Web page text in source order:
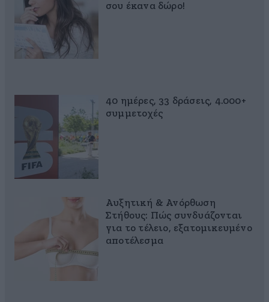
σου έκανα δώρο!
40 ημέρες, 33 δράσεις, 4.000+
συμμετοχές
Αυξητική & Ανόρθωση
Στήθους: Πώς συνδυάζονται
για το τέλειο, εξατομικευμένο
αποτέλεσμα